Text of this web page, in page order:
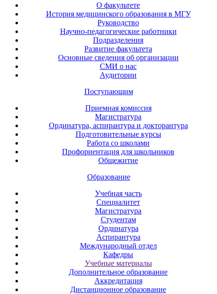
О факультете
История медицинского образования в МГУ
Руководство
Научно-педагогические работники
Подразделения
Развитие факультета
Основные сведения об организации
СМИ о нас
Аудитории
Поступающим
Приемная комиссия
Магистратура
Ординатура, аспирантура и докторантура
Подготовительные курсы
Работа со школами
Профориентация для школьников
Общежитие
Образование
Учебная часть
Специалитет
Магистратура
Студентам
Ординатура
Аспирантура
Международный отдел
Кафедры
Учебные материалы
Дополнительное образование
Аккредитация
Дистанционное образование